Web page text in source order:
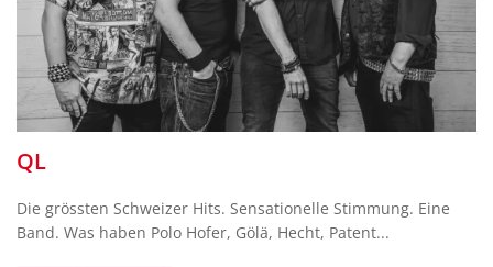
QL
Die grössten Schweizer Hits. Sensationelle Stimmung. Eine
Band. Was haben Polo Hofer, Gölä, Hecht, Patent...